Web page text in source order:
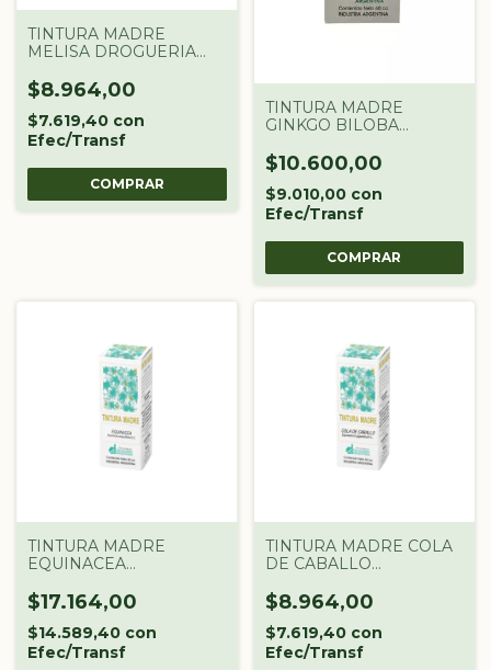
TINTURA MADRE
MELISA DROGUERIA
$8.964,00
$7.619,40 con
Efec/Transf
TINTURA MADRE
GINKGO BILOBA
ARGENTINA X 60 CC
$10.600,00
$9.010,00 con
Efec/Transf
TINTURA MADRE
EQUINACEA
ARGENTINA X 60 CC
$17.164,00
$14.589,40 con
Efec/Transf
TINTURA MADRE COLA
DE CABALLO
ARGENTINA X 60 CC
$8.964,00
$7.619,40 con
Efec/Transf